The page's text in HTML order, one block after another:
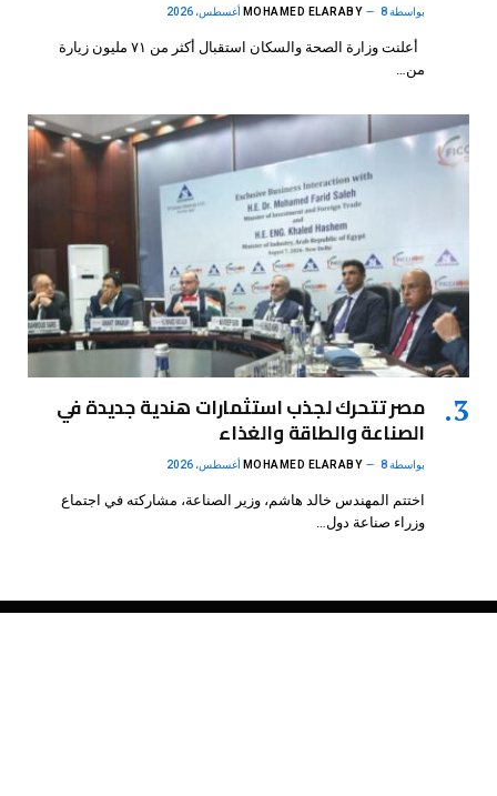
بواسطة MOHAMED ELARABY 8 أغسطس، 2026
أعلنت وزارة الصحة والسكان استقبال أكثر من ٧١ مليون زيارة
من…
مصر تتحرك لجذب استثمارات هندية جديدة في
الصناعة والطاقة والغذاء
بواسطة MOHAMED ELARABY 8 أغسطس، 2026
اختتم المهندس خالد هاشم، وزير الصناعة، مشاركته في اجتماع
وزراء صناعة دول…